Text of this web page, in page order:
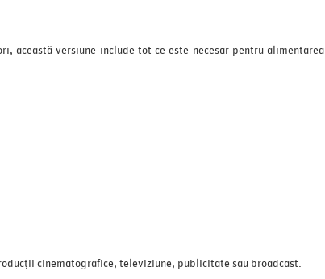
versiune include tot ce este necesar pentru alimentarea
cinematografice, televiziune, publicitate sau broadcast.